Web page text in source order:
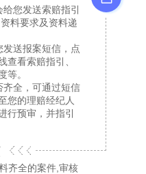
您发送索赔指引
料要求及资料递
送报案短信，点
查看索赔指引、
等。
全，可通过短信
您的理赔经纪人
行预审，并指引
齐全的案件,审核